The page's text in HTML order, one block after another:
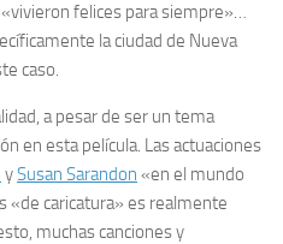
«vivieron felices para siempre»…
la ciudad de Nueva
caso.
a pesar de ser un tema
en esta película. Las actuaciones
ySusan Sarandon «en el mundo
«de caricatura» es realmente
muchas canciones y